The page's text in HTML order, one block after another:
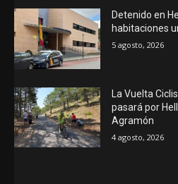
Detenido en
habitaciones
5 agosto, 2026
La Vuelta
pasará por
Agramón
4 agosto, 2026